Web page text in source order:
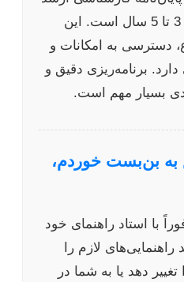
6 تا 12 ماه و برای دکترا 3 تا 5 سال است. این
دسترسی به امکانات و
برنامه‌ریزی دقیق و
بسیار مهم است.
بن‌بست خوردم،
با استاد راهنمای خود
لازم را
تغییر دهد یا به شما در